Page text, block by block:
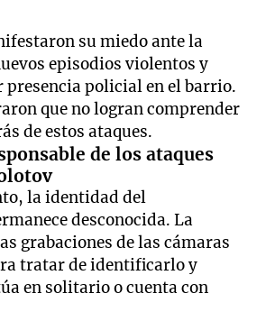
su miedo ante la
episodios violentos y
presencia policial en el barrio.
que no logran comprender
de estos ataques.
de los ataques
la identidad del
desconocida. La
grabaciones de las cámaras
tratar de identificarlo y
en solitario o cuenta con